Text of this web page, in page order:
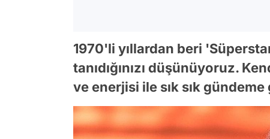
1970'li yıllardan beri
tanıdığınızı düşünüyoruz.
ve enerjisi ile sık sık